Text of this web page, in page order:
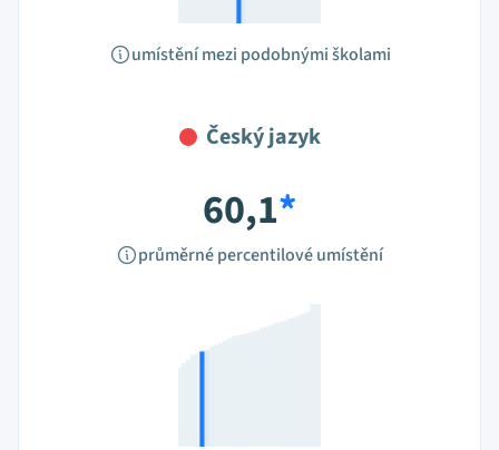
umístění mezi podobnými školami
Český jazyk
60,1*
průměrné percentilové umístění